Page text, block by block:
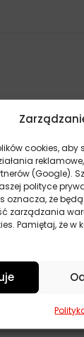
cookies, aby
(Google).
polityce
oznacza, że
zarządzania
Pamiętaj, że
POKAŻ